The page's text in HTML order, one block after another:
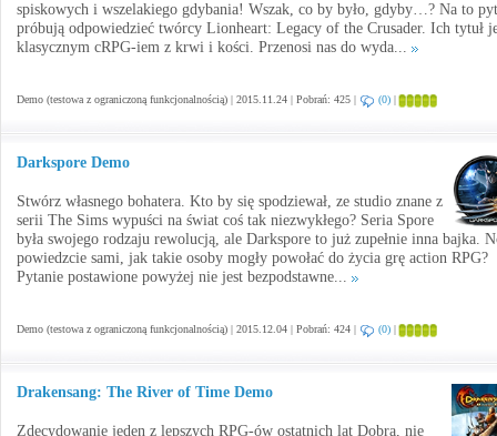
spiskowych i wszelakiego gdybania! Wszak, co by było, gdyby…? Na to
próbują odpowiedzieć twórcy Lionheart: Legacy of the Crusader. Ich tytuł
klasycznym cRPG-iem z krwi i kości. Przenosi nas do wyda...
Demo (testowa z ograniczoną funkcjonalnością) | 2015.11.24 | Pobrań: 425 | (0) |
Darkspore Demo
Stwórz własnego bohatera. Kto by się spodziewał, ze studio znane z
serii The Sims wypuści na świat coś tak niezwykłego? Seria Spore
była swojego rodzaju rewolucją, ale Darkspore to już zupełnie inna bajka.
powiedzcie sami, jak takie osoby mogły powołać do życia grę action RPG?
Pytanie postawione powyżej nie jest bezpodstawne...
Demo (testowa z ograniczoną funkcjonalnością) | 2015.12.04 | Pobrań: 424 | (0) |
Drakensang: The River of Time Demo
Zdecydowanie jeden z lepszych RPG-ów ostatnich lat Dobra, nie